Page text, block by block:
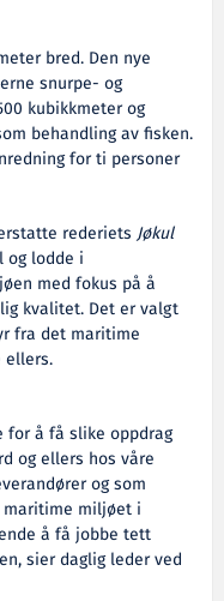
bred. Den nye
snurpe- og
kubikkmeter og
behandling av fisken.
for ti personer
rederietsJøkul
og lodde i
med fokus på å
kvalitet. Det er valgt
fra det maritime
ellers.
å få slike oppdrag
og ellers hos våre
og som
miljøet i
å få jobbe tett
sier daglig leder ved